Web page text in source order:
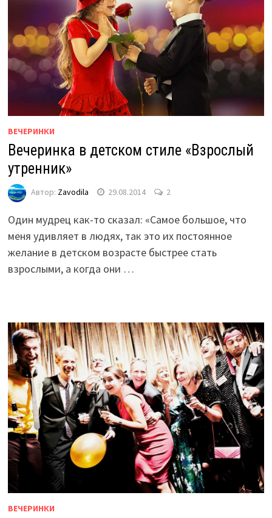
ВЕЧЕРИНКИ
Вечеринка в детском стиле «Взрослый
утренник»
Автор: Zavodila 29.08.2014 2
Один мудрец как-то сказал: «Самое большое, что
меня удивляет в людях, так это их постоянное
желание в детском возрасте быстрее стать
взрослыми, а когда они …
ВЕЧЕРИНКИ